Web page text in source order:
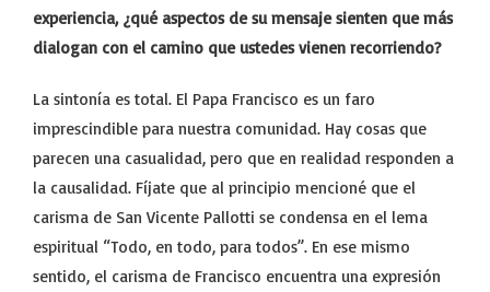
experiencia, ¿qué aspectos de su mensaje sienten que más
dialogan con el camino que ustedes vienen recorriendo?
La sintonía es total. El Papa Francisco es un faro
imprescindible para nuestra comunidad. Hay cosas que
parecen una casualidad, pero que en realidad responden a
la causalidad. Fíjate que al principio mencioné que el
carisma de San Vicente Pallotti se condensa en el lema
espiritual “Todo, en todo, para todos”. En ese mismo
sentido, el carisma de Francisco encuentra una expresión